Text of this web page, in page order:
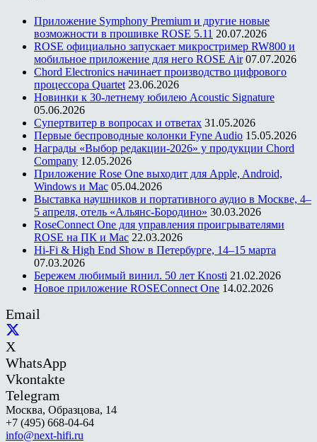
Приложение Symphony Premium и другие новые
возможности в прошивке ROSE 5.11 20.07.2026
ROSE официально запускает микростример RW800 и
мобильное приложение для него ROSE Air 07.07.2026
Chord Electronics начинает производство цифрового
процессора Quartet 23.06.2026
Новинки к 30-летнему юбилею Acoustic Signature
05.06.2026
Супертвитер в вопросах и ответах 31.05.2026
Первые беспроводные колонки Fyne Audio 15.05.2026
Награды «Выбор редакции-2026» у продукции Chord
Company 12.05.2026
Приложение Rose One выходит для Apple, Android,
Windows и Mac 05.04.2026
Выставка наушников и портативного аудио в Москве, 4–
5 апреля, отель «Альянс-Бородино» 30.03.2026
RoseConnect One для управления проигрывателями
ROSE на ПК и Mac 22.03.2026
Hi-Fi & High End Show в Петербурге, 14–15 марта
07.03.2026
Бережем любимый винил. 50 лет Knosti 21.02.2026
Новое приложение ROSEConnect One 14.02.2026
Email
X
WhatsApp
Vkontakte
Telegram
Москва, Образцова, 14
+7 (495) 668-04-64
info@next-hifi.ru